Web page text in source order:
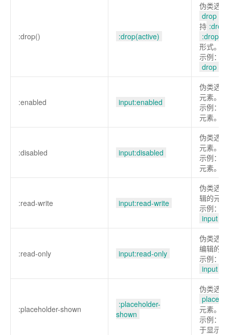
:drop() :drop(active)
伪类选
drop
持 :drop
形式。
示例：
drop
:enabled input:enabled
伪类选
元素。
示例：
元素。
:disabled input:disabled
伪类选
元素。
示例：
元素。
:read-write input:read-write
伪类选
辑的元
示例：
input
:read-only input:read-only
伪类选
编辑的
示例：
input
:placeholder-shown
:placeholder-
shown
伪类选
元素。
示例：
于显示